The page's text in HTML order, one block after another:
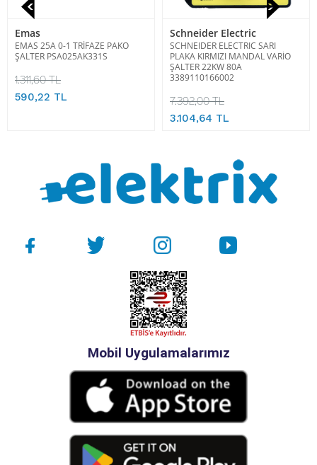
Emas
EMAS 25A 0-1 TRİFAZE PAKO
ŞALTER PSA025AK331S
1.311,60 TL
590,22 TL
Schneider Electric
SCHNEIDER ELECTRIC SARI
PLAKA KIRMIZI MANDAL VARİO
ŞALTER 22KW 80A
3389110166002
7.392,00 TL
3.104,64 TL
Mobil Uygulamalarımız